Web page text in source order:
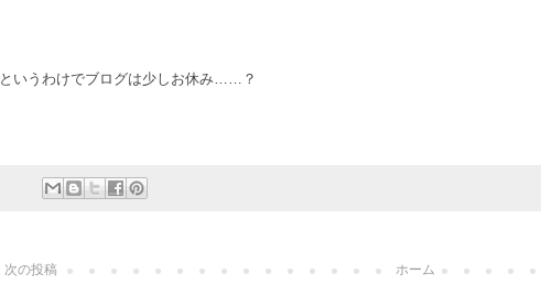
というわけでブログは少しお休み……？
次の投稿 ホーム